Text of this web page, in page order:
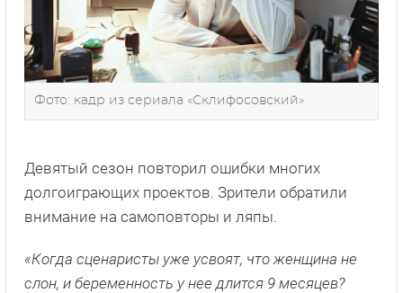
Фото: кадр из сериала «Склифосовский»
Девятый сезон повторил ошибки многих
долгоиграющих проектов. Зрители обратили
внимание на самоповторы и ляпы.
«Когда сценаристы уже усвоят, что женщина не
слон, и беременность у нее длится 9 месяцев?